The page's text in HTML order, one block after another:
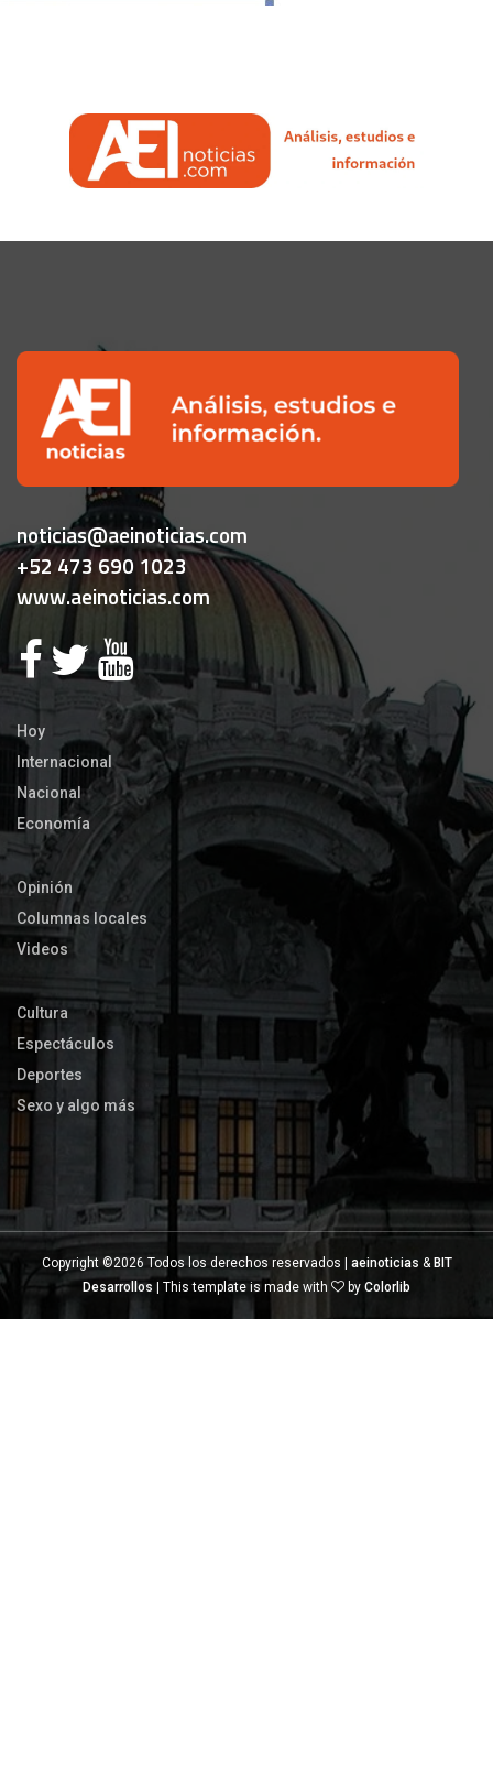
noticias@aeinoticias.com
+52 473 690 1023
www.aeinoticias.com
Hoy
Internacional
Nacional
Economía
Opinión
Columnas locales
Videos
Cultura
Espectáculos
Deportes
Sexo y algo más
Copyright ©2026 Todos los derechos reservados | aeinoticias & BIT
Desarrollos | This template is made with by Colorlib